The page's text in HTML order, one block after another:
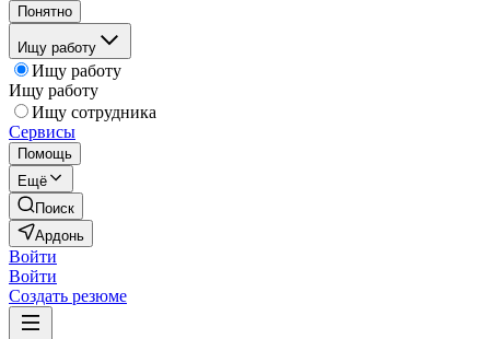
Понятно
Ищу работу
Ищу работу
Ищу работу
Ищу сотрудника
Сервисы
Помощь
Ещё
Поиск
Ардонь
Войти
Войти
Создать резюме